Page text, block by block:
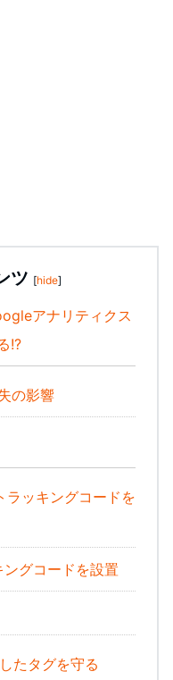
ツ [hide]
アナリティクス
!?
の影響
ラッキングコードを
グコードを設置
たタグを守る